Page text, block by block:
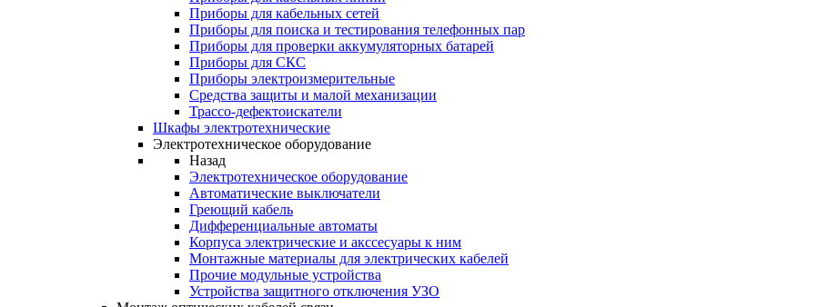
Приборы для кабельных сетей
Приборы для поиска и тестирования телефонных пар
Приборы для проверки аккумуляторных батарей
Приборы для СКС
Приборы электроизмерительные
Средства защиты и малой механизации
Трассо-дефектоискатели
Шкафы электротехнические
Электротехническое оборудование
Назад
Электротехническое оборудование
Автоматические выключатели
Греющий кабель
Дифференциальные автоматы
Корпуса электрические и акссесуары к ним
Монтажные материалы для электрических кабелей
Прочие модульные устройства
Устройства защитного отключения УЗО